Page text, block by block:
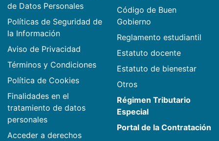
de Datos Personales
Políticas de Seguridad de
la Información
Aviso de Privacidad
Términos y Condiciones
Política de Cookies
Finalidades en el
tratamiento de datos
personales
Acceder a derechos
Código de Buen
Gobierno
Reglamento estudiantil
Estatuto docente
Estatuto de bienestar
Otros
Régimen Tributario
Especial
Portal de la Contratación